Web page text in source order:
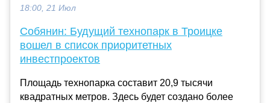
18:00, 21 Июл
Собянин: Будущий технопарк в Троицке
вошел в список приоритетных
инвестпроектов
Площадь технопарка составит 20,9 тысячи
квадратных метров. Здесь будет создано более